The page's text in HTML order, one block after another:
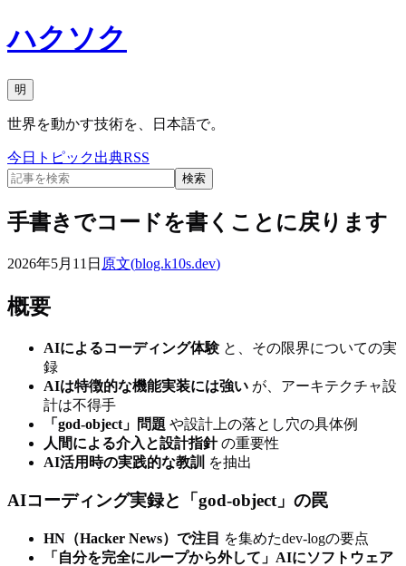
ハクソク
明
世界を動かす技術を、日本語で。
今日 トピック出典RSS
検索
手書きでコードを書くことに戻ります
2026年5月11日 原文(blog.k10s.dev)
概要
AIによるコーディング体験と、その限界についての実
録
AIは特徴的な機能実装には強い が、アーキテクチャ設
計は不得手
「god-object」問題 や設計上の落とし穴の具体例
人間による介入と設計指針の重要性
AI活用時の実践的な教訓
を抽出
AIコーディング実録と「god-object」の罠
HN（Hacker News）で注目 を集めたdev-logの要点
「自分を完全にループから外して」AIにソフトウェア